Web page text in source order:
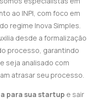
ao INPI, com foco em
regime Inova Simples.
desde a formalização
processo, garantindo
seja analisado com
atrasar seu processo.
para sua startup e sair